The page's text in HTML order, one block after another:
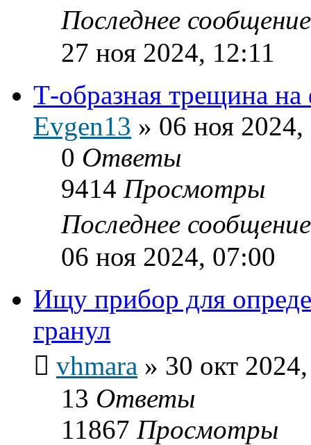
Последнее
27 ноя 2024, 12:11
Т-образная трещина
Evgen13 » 06 ноя
0 Ответы
9414 Просмотры
Последнее
06 ноя 2024, 07:00
Ищу прибор для
гранул
vhmara » 30 окт
13 Ответы
11867 Просмотры